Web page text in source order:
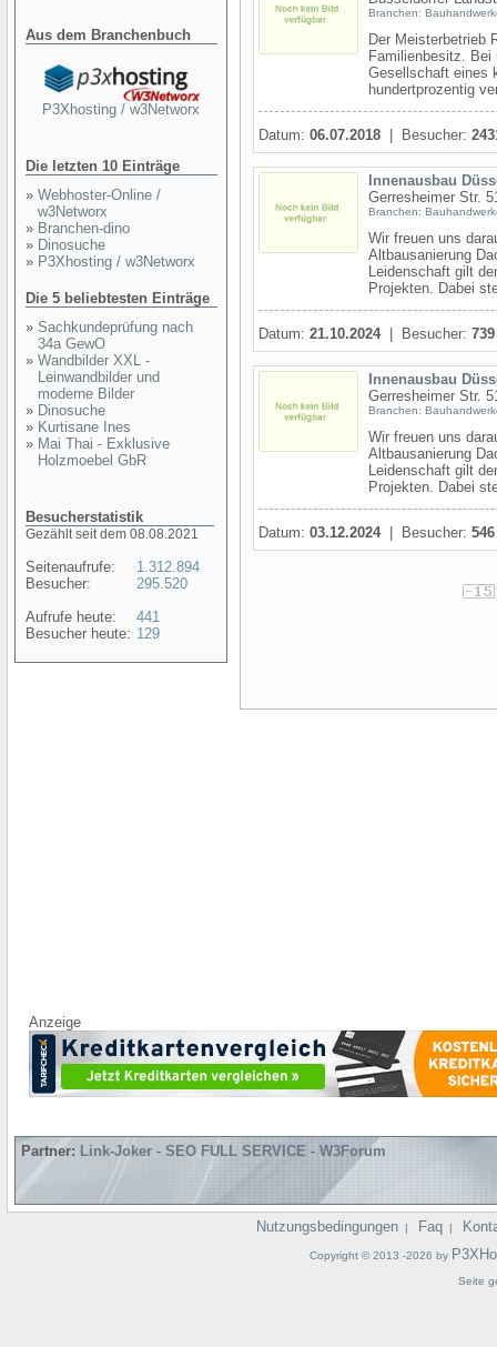
Aus dem Branchenbuch
P3Xhosting / w3Networx
Die letzten 10 Einträge
» Webhoster-Online /
w3Networx
» Branchen-dino
» Dinosuche
» P3Xhosting / w3Networx
Die 5 beliebtesten Einträge
» Sachkundeprüfung nach
34a GewO
» Wandbilder XXL -
Leinwandbilder und
moderne Bilder
» Dinosuche
» Kurtisane Ines
» Mai Thai - Exklusive
Holzmoebel GbR
Besucherstatistik
Gezählt seit dem 08.08.2021
Seitenaufrufe:
Besucher:
Aufrufe heute:
Besucher heute:
1.312.894
295.520
441
129
Branchen:
Der Meisterbetrieb
Familienbesitz. Bei
Gesellschaft eines
hundertprozentig
Datum: 06.07.2018 | Besucher:
Innenausbau
Gerresheimer Str.
Branchen:
Wir freuen uns
Altbausanierung
Leidenschaft gilt
Projekten. Dabei
Datum: 21.10.2024| Besucher: 739
Innenausbau
Gerresheimer Str.
Branchen:
Wir freuen uns
Altbausanierung
Leidenschaft gilt
Projekten. Dabei
Datum: 03.12.2024| Besucher: 546
Anzeige
Partner: Link-Joker - SEO FULL SERVICE - W3Forum
Nutzungsbedingungen | Faq |
Copyright © 2013 -2026 by
Seite